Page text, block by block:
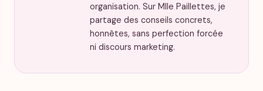
organisation. Sur Mlle Paillettes, je
partage des conseils concrets,
honnêtes, sans perfection forcée
ni discours marketing.